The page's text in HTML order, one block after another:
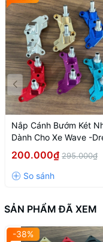
Những ai muốn bảo
hoặc nắng nóng.
Nắp Cánh Bướm Két
Dành Cho Xe Wave -
Lắp Đầu Redleo 4Val
200.000₫ 295.000₫
SẢN PHẨM ĐÃ XEM
-38%